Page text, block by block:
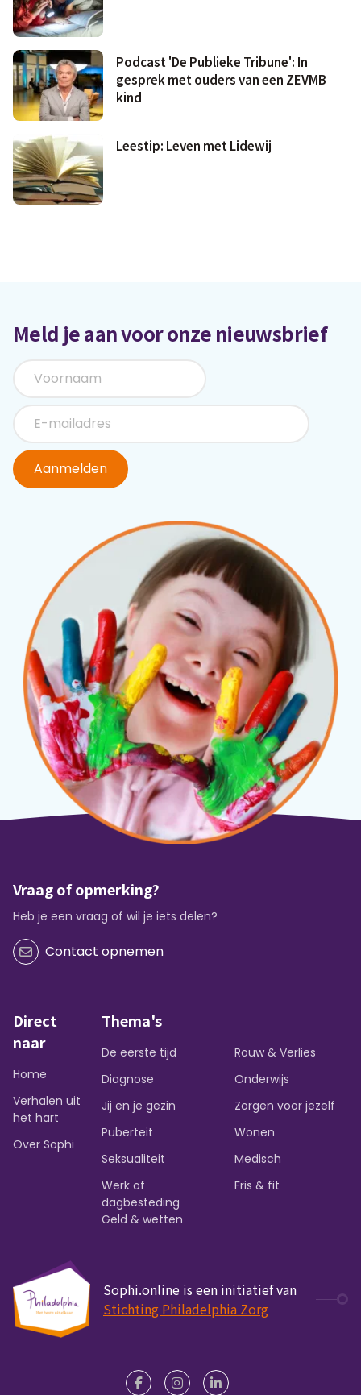
Podcast 'De Publieke Tribune': In
gesprek met ouders van een ZEVMB
kind
Leestip: Leven met Lidewij
Meld je aan voor onze nieuwsbrief
Aanmelden
Vraag of opmerking?
Heb je een vraag of wil je iets delen?
Contact opnemen
Direct
naar
Home
Verhalen uit
het hart
Over Sophi
Thema's
De eerste tijd
Diagnose
Jij en je gezin
Puberteit
Seksualiteit
Werk of
dagbesteding
Rouw & Verlies
Onderwijs
Zorgen voor jezelf
Wonen
Medisch
Fris & fit
Geld & wetten
Sophi.online is een initiatief van
Stichting Philadelphia Zorg